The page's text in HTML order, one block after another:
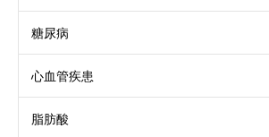
糖尿病
心血管疾患
脂肪酸